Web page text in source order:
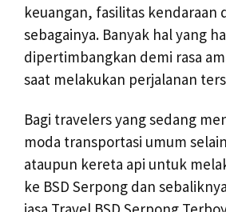
keuangan, fasilitas kendaraan
sebagainya. Banyak hal yang
dipertimbangkan demi rasa
saat melakukan perjalanan
Bagi travelers yang sedang
moda transportasi umum
ataupun kereta api untuk
ke BSD Serpong dan